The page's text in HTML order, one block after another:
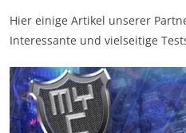
Hier einige Artikel unserer
Interessante und vielseitige